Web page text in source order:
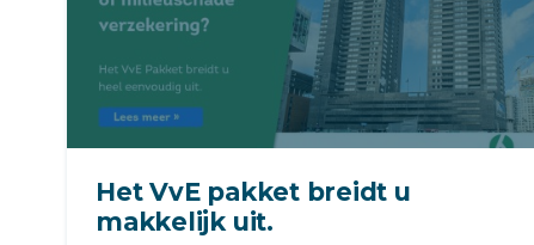
Het VvE pakket breidt u
makkelijk uit.